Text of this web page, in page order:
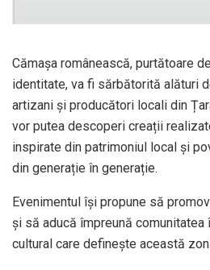
Cămașa românească, purtătoare
identitate, va fi sărbătorită alături
artizani și producători locali din
vor putea descoperi creații
inspirate din patrimoniul local și
din generație în generație.
Evenimentul își propune să
și să aducă împreună comunitatea
cultural care definește această